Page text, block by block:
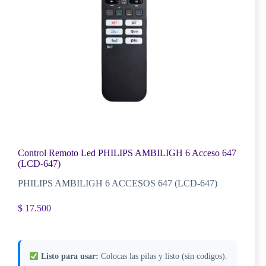
Control Remoto Led PHILIPS AMBILIGH 6 Acceso 647
(LCD-647)
PHILIPS AMBILIGH 6 ACCESOS 647 (LCD-647)
$ 17.500
Listo para usar: Colocas las pilas y listo (sin codigos).